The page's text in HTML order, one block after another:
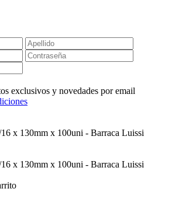
exclusivos y novedades por email